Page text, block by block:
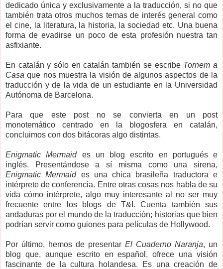
dedicado única y exclusivamente a la traducción, si no que
también trata otros muchos temas de interés general como
el cine, la literatura, la historia, la sociedad etc. Una buena
forma de evadirse un poco de esta profesión nuestra tan
asfixiante.
En catalán y sólo en catalán también se escribe Tornem a
Casa que nos muestra la visión de algunos aspectos de la
traducción y de la vida de un estudiante en la Universidad
Autónoma de Barcelona.
Para que este post no se convierta en un post
monotemático centrado en la blogosfera en catalán,
concluimos con dos bitácoras algo distintas.
Enigmatic Mermaides un blog escrito en portugués e
inglés. Presentándose a sí misma como una sirena,
Enigmatic Mermaides una chica brasileña traductora e
intérprete de conferencia. Entre otras cosas nos habla de su
vida cómo intérprete, algo muy interesante al no ser muy
frecuente entre los blogs de T&I. Cuenta también sus
andaduras por el mundo de la traducción; historias que bien
podrían servir como guiones para películas de Hollywood.
Por último, hemos de presentar El Cuaderno Naranja, un
blog que, aunque escrito en español, ofrece una visión
fascinante de la cultura holandesa. Es una creación de